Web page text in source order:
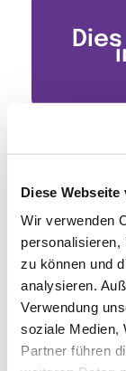
Diese
Wir verwenden
personalisieren,
zu können und
analysieren.
Verwendung
soziale Medien,
Partner führen